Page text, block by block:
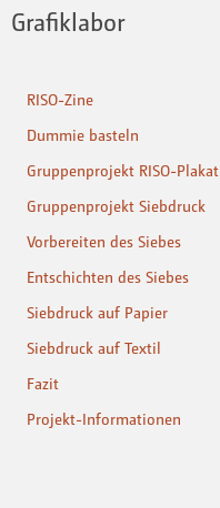
Grafiklabor
RISO-Zine
Dummie basteln
Gruppenprojekt RISO-Plakat
Gruppenprojekt Siebdruck
Vorbereiten des Siebes
Entschichten des Siebes
Siebdruck auf Papier
Siebdruck auf Textil
Fazit
Projekt-Informationen